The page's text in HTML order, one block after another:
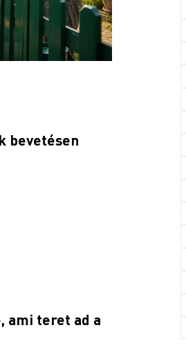
bevetésen
ami teret ad a